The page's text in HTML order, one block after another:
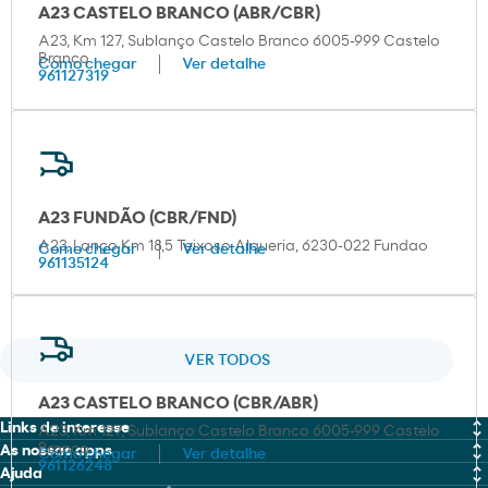
Como chegar Ver detalhe
A23 FUNDÃO (CBR/FND)
A23, Lanço Km 18,5 Teixoso Alqueria, 6230-022 Fundao
961135124
Como chegar Ver detalhe
VER TODOS
A23 CASTELO BRANCO (ABR/CBR)
A23, Km 127, Sublanço Castelo Branco 6005-999 Castelo
Branco
961127319
Como chegar Ver detalhe
A23 CASTELO BRANCO (CBR/ABR)
A23, Km 127, Sublanço Castelo Branco 6005-999 Castelo
Branco
961126248
Links de interesse
MOEVE PRO
As nossas apps
Ajuda